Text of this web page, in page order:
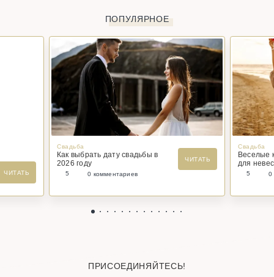
ПОПУЛЯРНОЕ
ЧИТАТЬ
Свадьба
Как выбрать дату свадьбы в
2026 году
ЧИТАТЬ
5 0 комментариев
Свадьба
Веселые
для
5 0
ПРИСОЕДИНЯЙТЕСЬ!